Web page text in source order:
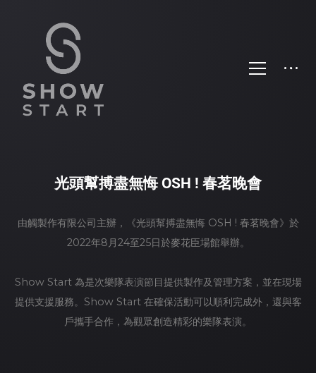
光頭幫搏盡無悔 OSH ! 春茗晚會
由觸製作有限公司主辦，《光頭幫搏盡無悔 OSH ! 春茗晚會》於
2022年8月24至25日於麥花臣場館舉辦。
Show Start 為是次樂隊表演節目提供製作及管理方案，並在現場
提供支援服務。Show Start 在確保活動可以順利完成外，還與客
戶攜手合作，為觀眾創造精彩的樂隊表演。